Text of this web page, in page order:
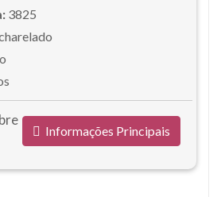
3825
Informações Principais